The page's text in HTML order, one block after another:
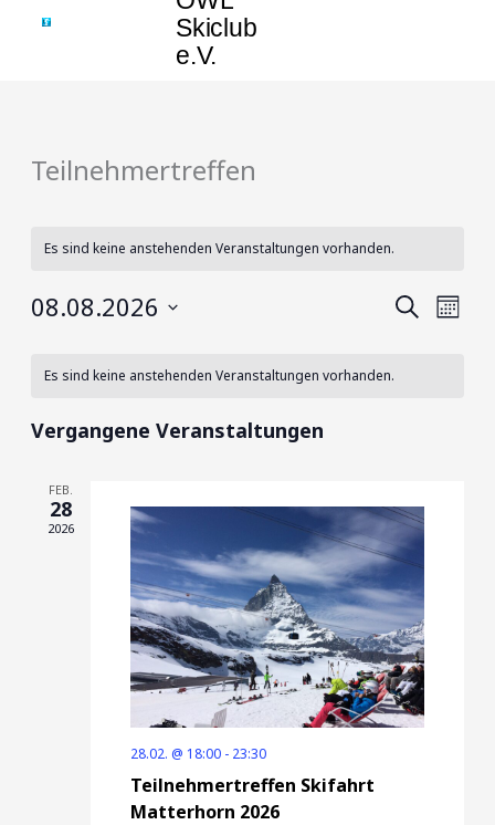
springen
Inhalt
Skiclub
e.V.
Teilnehmertreffen
Es sind keine anstehenden Veranstaltungen vorhanden.
Ansichten,
SUCHE
08.08.2026
wählen.
von
Es sind keine anstehenden Veranstaltungen vorhanden.
Vergangene Veranstaltungen
FEB.
28
2026
28.02. @ 18:00- 23:30
Teilnehmertreffen Skifahrt
Matterhorn 2026